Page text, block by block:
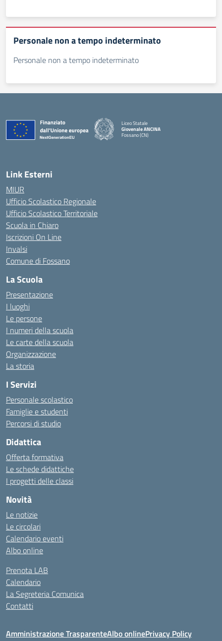
Personale non a tempo indeterminato
Personale non a tempo indeterminato
Liceo Statale
Giovenale ANCINA
Fossano (CN)
Link Esterni
MIUR
Ufficio Scolastico Regionale
Ufficio Scolastico Territoriale
Scuola in Chiaro
Iscrizioni On Line
Invalsi
Comune di Fossano
La Scuola
Presentazione
I luoghi
Le persone
I numeri della scuola
Le carte della scuola
Organizzazione
La storia
I Servizi
Personale scolastico
Famiglie e studenti
Percorsi di studio
Didattica
Offerta formativa
Le schede didattiche
I progetti delle classi
Novità
Le notizie
Le circolari
Calendario eventi
Albo online
Prenota LAB
Calendario
La Segreteria Comunica
Contatti
Amministrazione TrasparenteAlbo onlinePrivacy Policy